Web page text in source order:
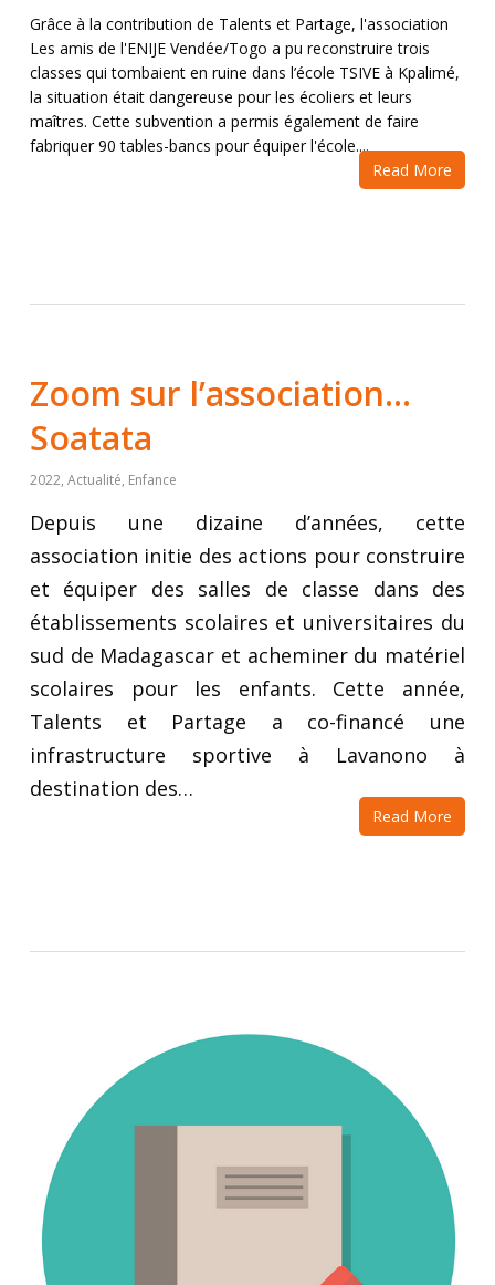
Grâce à la contribution de Talents et Partage, l'association
Les amis de l'ENIJE Vendée/Togo a pu reconstruire trois
classes qui tombaient en ruine dans l’école TSIVE à Kpalimé,
la situation était dangereuse pour les écoliers et leurs
maîtres. Cette subvention a permis également de faire
fabriquer 90 tables-bancs pour équiper l'école....
Read More
Zoom sur l’association…
Soatata
2022, Actualité, Enfance
Depuis une dizaine d’années, cette
association initie des actions pour construire
et équiper des salles de classe dans des
établissements scolaires et universitaires du
sud de Madagascar et acheminer du matériel
scolaires pour les enfants. Cette année,
Talents et Partage a co-financé une
infrastructure sportive à Lavanono à
destination des…
Read More